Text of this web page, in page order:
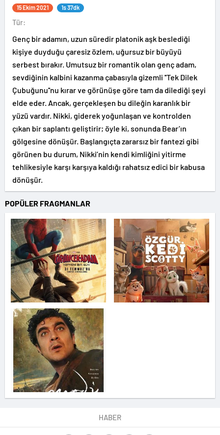
15 Ekim 2021 1s 37dk
Tür:
Genç bir adamın, uzun süredir platonik aşk beslediği
kişiye duyduğu çaresiz özlem, uğursuz bir büyüyü
serbest bırakır. Umutsuz bir romantik olan genç adam,
sevdiğinin kalbini kazanma çabasıyla gizemli ''Tek Dilek
Çubuğunu''nu kırar ve görünüşe göre tam da dilediği şeyi
elde eder. Ancak, gerçekleşen bu dileğin karanlık bir
yüzü vardır. Nikki, giderek yoğunlaşan ve kontrolden
çıkan bir saplantı geliştirir; öyle ki, sonunda Bear’ın
gölgesine dönüşür. Başlangıçta zararsız bir fantezi gibi
görünen bu durum, Nikki’nin kendi kimliğini yitirme
tehlikesiyle karşı karşıya kaldığı rahatsız edici bir kabusa
dönüşür.
POPÜLER FRAGMANLAR
HABER